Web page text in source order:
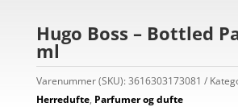
Hugo Boss – Bottled
ml
Varenummer (SKU):3616303173081
Herredufte, Parfumer og dufte